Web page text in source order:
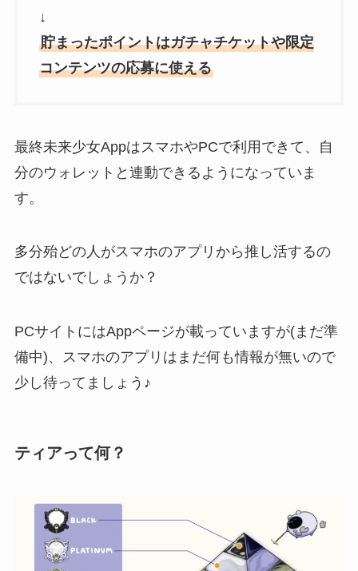
↓
貯まったポイントはガチャチケットや限定
コンテンツの応募に使える
最終未来少女AppはスマホやPCで利用できて、自
分のウォレットと連動できるようになっていま
す。
多分殆どの人がスマホのアプリから推し活するの
ではないでしょうか？
PCサイトにはAppページが載っていますが(まだ準
備中)、スマホのアプリはまだ何も情報が無いので
少し待ってましょう♪
ティアって何？